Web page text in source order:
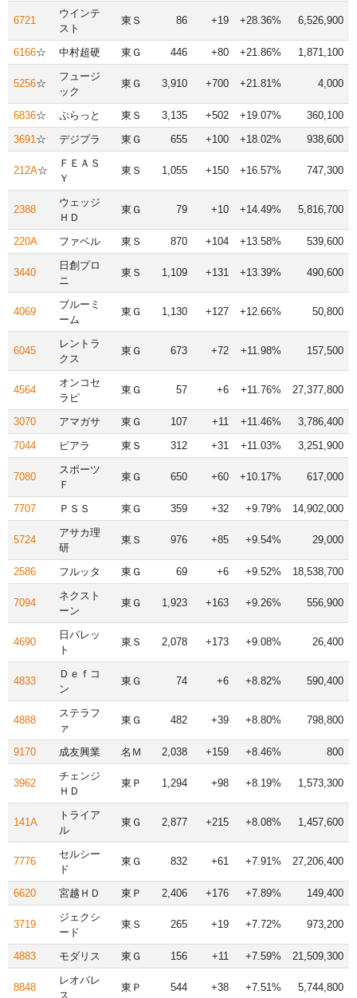
6721
ウインテ
スト
東Ｓ 86 +19 +28.36% 6,526,900
6166☆ 中村超硬 東Ｇ 446 +80 +21.86% 1,871,100
5256☆
フュージ
ック
東Ｇ 3,910 +700 +21.81% 4,000
6836☆ ぷらっと 東Ｓ 3,135 +502 +19.07%
360,100
3691 ☆ デジプラ 東Ｇ 655 +100 +18.02% 938,600
212A☆
ＦＥＡＳ
Ｙ
東Ｓ 1,055 +150 +16.57% 747,300
2388
ウェッジ
ＨＤ
東Ｇ 79 +10 +14.49% 5,816,700
220A ファベル 東Ｓ 870 +104 +13.58% 539,600
3440
日創プロ
ニ
東Ｓ 1,109 +131 +13.39% 490,600
4069
ブルーミ
ーム
東Ｇ 1,130 +127 +12.66% 50,800
6045
レントラ
クス
東Ｇ 673 +72 +11.98% 157,500
4564
オンコセ
ラピ
東Ｇ 57 +6 +11.76% 27,377,800
3070 アマガサ 東Ｇ 107 +11 +11.46%
3,786,400
7044
ピアラ 東Ｓ 312 +31 +11.03% 3,251,900
7080
スポーツ
Ｆ
東Ｇ 650 +60 +10.17% 617,000
7707 ＰＳＳ 東Ｇ 359 +32 +9.79% 14,902,000
5724
アサカ理
研
東Ｓ 976 +85 +9.54% 29,000
2586 フルッタ 東Ｇ 69 +6 +9.52% 18,538,700
7094
ネクスト
ーン
東Ｇ 1,923 +163 +9.26% 556,900
4690
日パレッ
ト
東Ｓ 2,078 +173 +9.08% 26,400
4833
Ｄｅｆコ
ン
東Ｇ 74 +6 +8.82% 590,400
4888
ステラフ
ァ
東Ｇ 482 +39 +8.80% 798,800
9170 成友興業 名Ｍ 2,038 +159 +8.46% 800
3962
チェンジ
ＨＤ
東Ｐ 1,294 +98 +8.19% 1,573,300
141A
トライア
ル
東Ｇ 2,877 +215 +8.08% 1,457,600
7776
セルシー
ド
東Ｇ 832 +61 +7.91% 27,206,400
6620 宮越ＨＤ 東Ｐ 2,406 +176 +7.89% 149,400
3719
ジェクシ
ード
東Ｓ 265 +19 +7.72% 973,200
4883 モダリス 東Ｇ 156 +11 +7.59% 21,509,300
8848
レオパレ
ス
東Ｐ 544 +38 +7.51% 5,744,800